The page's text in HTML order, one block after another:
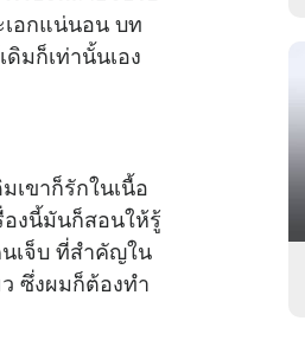
อกแน่นอน บท
มก็เท่านั้นเอง
ขาก็รักในเนื้อ
องนี้มันก็สอนให้รู้
เจ็บ ที่สำคัญใน
ซึ่งผมก็ต้องทำ